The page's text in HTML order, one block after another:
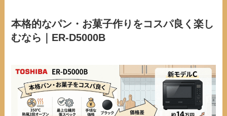
本格的なパン・お菓子作りをコスパ良く楽し
むなら｜ER-D5000B